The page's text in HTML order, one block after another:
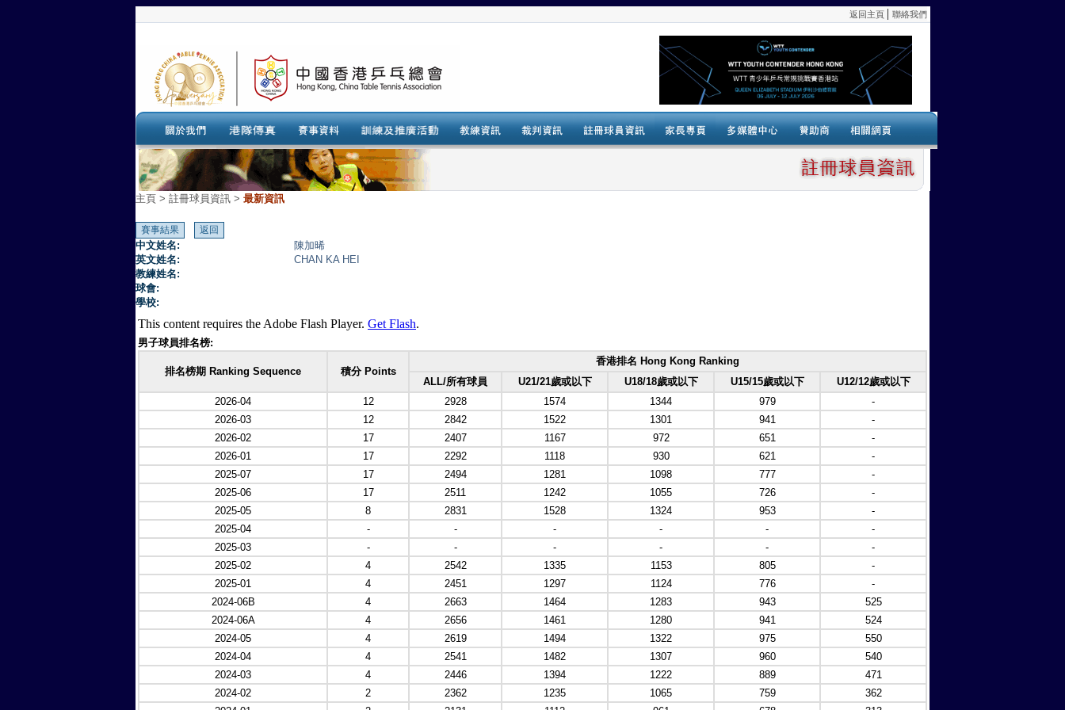
主頁 > 註冊球員資訊 > 最新資訊
中文姓名:
陳加晞
英文姓名:
CHAN KA HEI
教練姓名:
球會:
學校:
This content requires the Adobe Flash Player. Get Flash.
男子球員排名榜:
排名榜期 Ranking Sequence 積分 Points
香港排名 Hong Kong Ranking
ALL/所有球員
U21/21歲或以下 U18/18歲或以下 U15/15歲或以下
U12/12歲或以下
2026-04
12 2928 1574 1344 979
-
2026-03
12 2842 1522 1301 941
-
2026-02
17 2407 1167 972 651
-
2026-01
17 2292 1118 930 621
-
2025-07
17 2494 1281 1098 777
-
2025-06
17 2511 1242 1055 726
-
2025-05
8 2831 1528 1324 953
-
2025-04
- - - - -
-
2025-03
- - - - -
-
2025-02
4 2542 1335 1153 805
-
2025-01
4 2451 1297 1124 776
-
2024-06B
4 2663 1464 1283 943
525
2024-06A
4 2656 1461 1280 941
524
2024-05
4 2619 1494 1322 975
550
2024-04
4 2541 1482 1307 960
540
2024-03
4 2446 1394 1222 889
471
2024-02
2 2362 1235 1065 759
362